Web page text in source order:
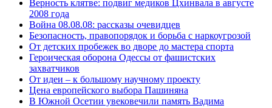
Верность клятве: подвиг медиков Цхинвала в августе
2008 года
Война 08.08.08: рассказы очевидцев
Безопасность, правопорядок и борьба с наркоугрозой
От детских пробежек во дворе до мастера спорта
Героическая оборона Одессы от фашистских
захватчиков
От идеи – к большому научному проекту
Цена европейского выбора Пашиняна
В Южной Осетии увековечили память Вадима